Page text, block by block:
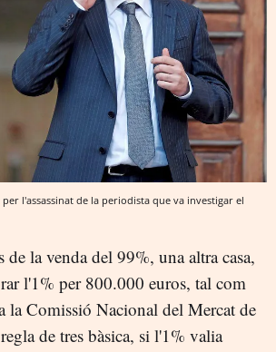
l'assassinat de la periodista que va investigar el
de la venda del 99%, una altra casa,
l'1% per 800.000 euros, tal com
la Comissió Nacional del Mercat de
de tres bàsica, si l'1% valia